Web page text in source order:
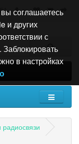
соглашаетесь
и других
с
. Заблокировать
в настройках